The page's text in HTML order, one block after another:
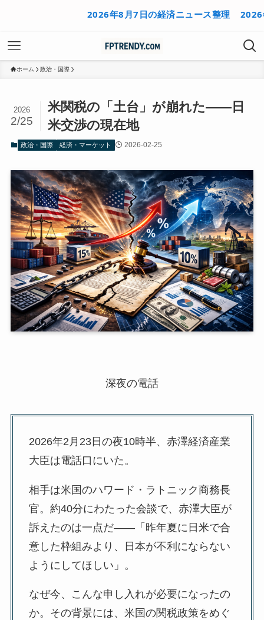
2026年8月7日の経済ニュース整理 2026年8月5
ホーム 政治・国際
米関税の「土台」が崩れた——日
米交渉の現在地
2026
2/25
政治・国際 経済・マーケット 2026-02-25
深夜の電話
2026年2月23日の夜10時半、赤澤経済産業
大臣は電話口にいた。
相手は米国のハワード・ラトニック商務長
官。約40分にわたった会談で、赤澤大臣が
訴えたのは一点だ——「昨年夏に日米で合
意した枠組みより、日本が不利にならない
ようにしてほしい」。
なぜ今、こんな申し入れが必要になったの
か。その背景には、米国の関税政策をめぐ